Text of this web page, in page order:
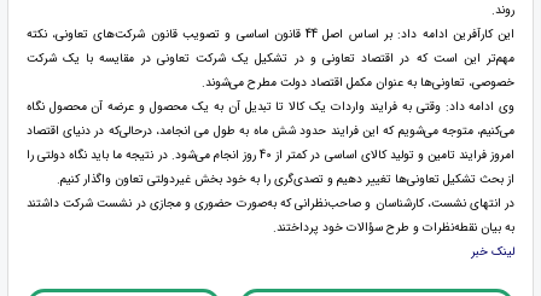
روند.
این کارآفرین ادامه داد: بر اساس اصل 44 قانون اساسی و تصویب قانون شرکت‌های تعاونی، نکته
مهم‌تر این است که در اقتصاد تعاونی و در تشکیل یک شرکت تعاونی در مقایسه با یک شرکت
خصوصی، تعاونی‌ها به عنوان مکمل اقتصاد دولت مطرح می‌شوند.
وی ادامه داد: وقتی به فرایند واردات یک کالا تا تبدیل آن به یک محصول و عرضه آن محصول نگاه
می‌کنیم، متوجه می‌شویم که این فرایند حدود شش ماه به طول می انجامد، درحالی‌که در دنیای اقتصاد
امروز فرایند تامین و تولید کالای اساسی در کمتر از 40 روز انجام می‌شود. در نتیجه ما باید نگاه دولتی را
از بحث تشکیل تعاونی‌ها تغییر دهیم و تصدی‌گری را به خود بخش غیردولتی تعاون واگذار کنیم.
در انتهای نشست، کارشناسان و صاحب‌نظرانی که به‌صورت حضوری و مجازی در نشست شرکت داشتند
به بیان نقطه‌نظرات و طرح سؤالات خود پرداختند.
لینک خبر